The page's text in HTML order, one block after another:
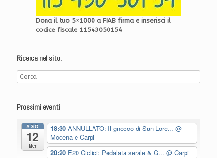
Dona il tuo 5×1000 a FIAB firma e inserisci il
codice fiscale 11543050154
Ricerca nel sito:
Prossimi eventi
AGO
12
Mer
18:30 ANNULLATO: Il gnocco di San Lore... @
Modena e Carpi
20:20 E20 Ciclici: Pedalata serale & G... @ Carpi